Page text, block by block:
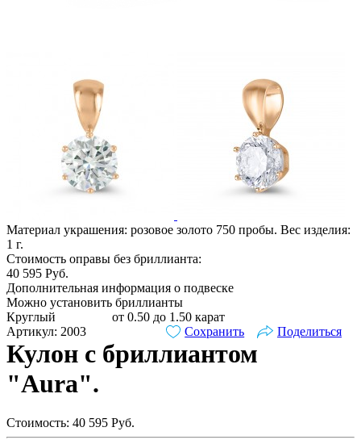
Материал украшения: розовое золото 750 пробы. Вес изделия:
1 г.
Стоимость оправы без бриллианта:
40 595 Руб.
Дополнительная информация о подвеске
Можно установить бриллианты
Круглый
от 0.50 до 1.50 карат
Артикул: 2003
Сохранить Поделиться
Кулон с бриллиантом
"Aura".
Стоимость: 40 595 Руб.